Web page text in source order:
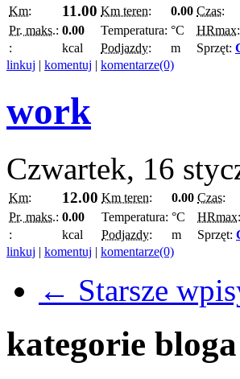
Km: 11.00 Km teren: 0.00 Czas:
Pr. maks.: 0.00 Temperatura: °C HRmax:
:
kcal Podjazdy: m Sprzęt:
linkuj | komentuj | komentarze(0)
work
Czwartek, 16
Km: 12.00 Km teren: 0.00 Czas:
Pr. maks.: 0.00 Temperatura: °C HRmax:
:
kcal Podjazdy: m Sprzęt:
linkuj | komentuj | komentarze(0)
← Starsze
kategorie bloga